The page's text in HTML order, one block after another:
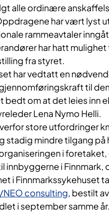
alle ordinære
har vært lyst
rammeavtaler
har hatt
fra styret.
har vedtatt en
til
bedt om at det leies inn
Lena Nymo Helli.
store utfordringer
stadig mindre tilgang på
i foretaket,
innbyggerne i Finnmark,
i Finnmarkssykehuset
consulting, bestilt
i september samme år.